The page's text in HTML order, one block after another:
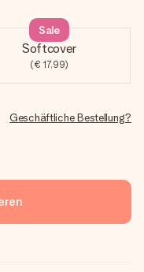
Softcover
(€ 17,99)
Sale
Geschäftliche Bestellung?